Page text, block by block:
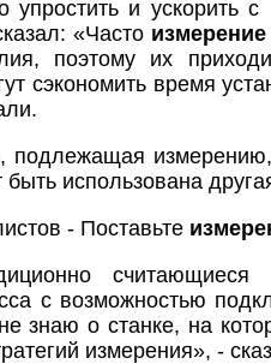
и ускорить
«Часто
поэтому их
сэкономить время
использована
- Поставьте
с возможностью
знаю о станке, на
измерения», -